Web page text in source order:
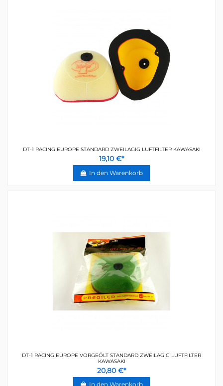
DT-1 RACING EUROPE STANDARD ZWEILAGIG LUFTFILTER KAWASAKI
19,10 €*
In den Warenkorb
DT-1 RACING EUROPE VORGEÖLT STANDARD ZWEILAGIG LUFTFILTER
KAWASAKI
20,80 €*
In den Warenkorb